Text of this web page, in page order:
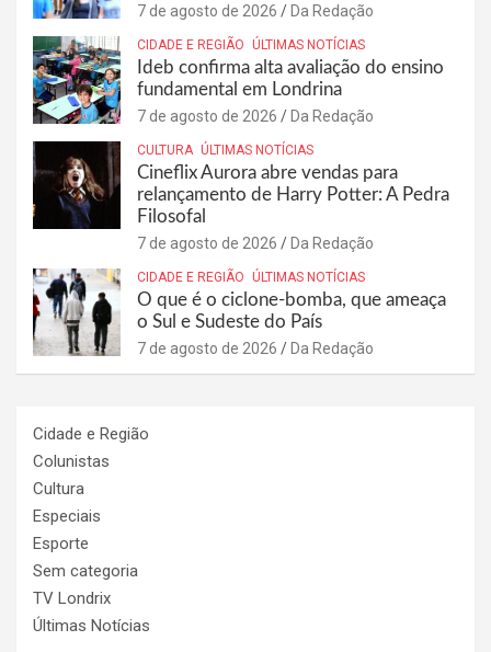
7 de agosto de 2026 Da Redação
CIDADE E REGIÃO ÚLTIMAS NOTÍCIAS
Ideb confirma alta avaliação do ensino
fundamental em Londrina
7 de agosto de 2026 Da Redação
CULTURA ÚLTIMAS NOTÍCIAS
Cineflix Aurora abre vendas para
relançamento de Harry Potter: A Pedra
Filosofal
7 de agosto de 2026 Da Redação
CIDADE E REGIÃO ÚLTIMAS NOTÍCIAS
O que é o ciclone-bomba, que ameaça
o Sul e Sudeste do País
7 de agosto de 2026 Da Redação
Cidade e Região
Colunistas
Cultura
Especiais
Esporte
Sem categoria
TV Londrix
Últimas Notícias